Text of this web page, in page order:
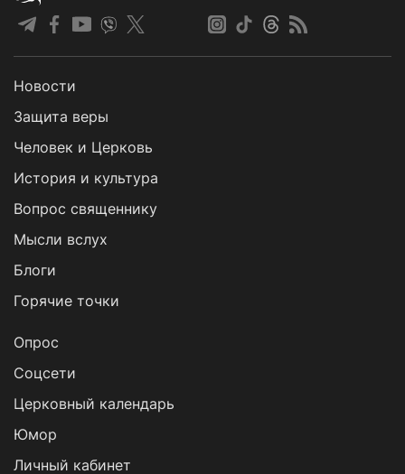
Новости
Защита веры
Человек и Церковь
История и культура
Вопрос священнику
Мысли вслух
Блоги
Горячие точки
Опрос
Cоцсети
Церковный календарь
Юмор
Личный кабинет